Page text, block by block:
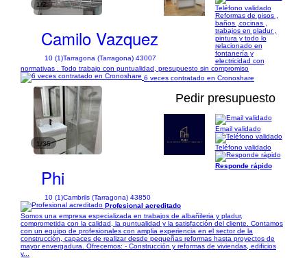
1/2
Camilo Vazquez
10 (1)Tarragona (Tarragona) 43007
Teléfono validado
Reformas de pisos ,
baños ,cocinas ,
trabajos en pladur ,
pintura y todo lo
relacionado en
fontanería y
electricidad con
normativas . Todo trabajo con puntualidad, presupuesto sin compromiso
6 veces contratado en Cronoshare
1/35
Pedir presupuesto
Phi
10 (1)Cambrils (Tarragona) 43850
Email validado
Teléfono validado
Responde rápido
Profesional acreditado
Somos una empresa especializada en trabajos de albañileria y pladur,
comprometida con la calidad, la puntualidad y la satisfacción del cliente. Contamos
con un equipo de profesionales con amplia experiencia en el sector de la
construcción, capaces de realizar desde pequeñas reformas hasta proyectos de
mayor envergadura. Ofrecemos: - Construcción y reformas de viviendas, edificios
y...